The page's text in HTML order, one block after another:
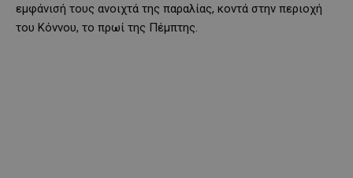
εμφάνισή τους ανοιχτά της παραλίας, κοντά στην περιοχή
του Κόννου, το πρωί της Πέμπτης.